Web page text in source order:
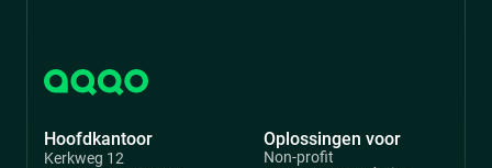
Hoofdkantoor
Kerkweg 12
Oplossingen voor
Non-profit